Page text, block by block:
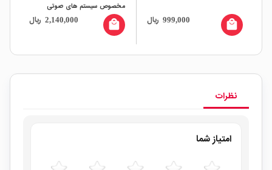
999,000 ریال local_mall
مخصوص سیستم های صوتی
تصویری با LED روبردی
2,140,000 ریال local_mall
نظرات
امتیاز شما